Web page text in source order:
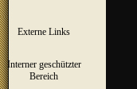
Externe Links
Interner geschützter
Bereich